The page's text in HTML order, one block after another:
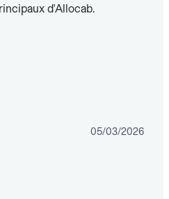
d'Allocab.
05/03/2026